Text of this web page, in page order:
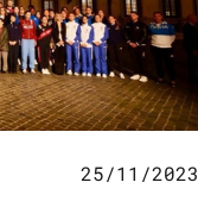
25/11/2023